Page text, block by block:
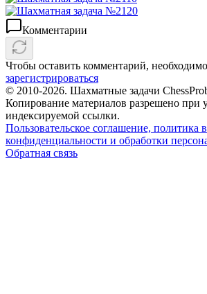
Комментарии
Чтобы оставить комментарий, необходимо
зарегистрироваться
© 2010-2026. Шахматные задачи
Копирование материалов разрешено при
индексируемой ссылки.
Пользовательское соглашение, политика
конфиденциальности и обработки
Обратная связь